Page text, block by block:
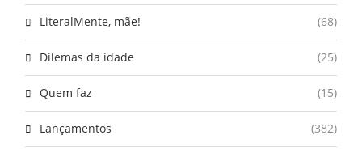
LiteralMente, mãe! (68)
Dilemas da idade (25)
Quem faz (15)
Lançamentos (382)